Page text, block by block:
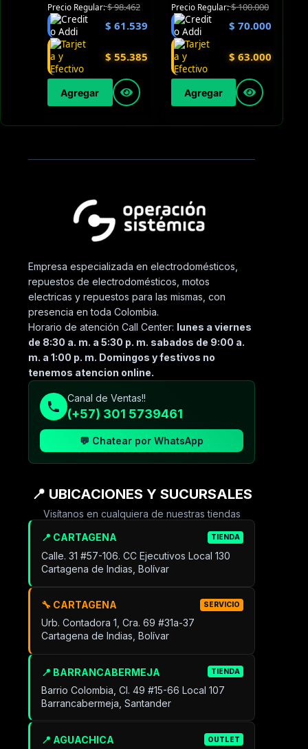
Precio Regular:$98.462
$ 61.539
$ 55.385
Agregar
Precio Regular:$100.000
$ 70.000
$ 63.000
Agregar
Empresa especializada en electrodomésticos,
repuestos de electrodomésticos, motos
electricas y repuestos para las mismas, con
presencia en toda Colombia.
Horario de atención Call Center: lunes a viernes
de 8:30 a. m. a 5:30 p. m. sabados de 9:00 a.
m. a 1:00 p. m. Domingos y festivos no
tenemos atencion online.
Canal de Ventas!!
(+57) 301 5739461
💬 Chatear por WhatsApp
📍 UBICACIONES Y SUCURSALES
Visítanos en cualquiera de nuestras tiendas
📍 CARTAGENA TIENDA
Calle. 31 #57-106. CC Ejecutivos Local 130
Cartagena de Indias, Bolívar
🔧 CARTAGENA SERVICIO
Urb. Contadora 1, Cra. 69 #31a-37
Cartagena de Indias, Bolívar
📍 BARRANCABERMEJA TIENDA
Barrio Colombia, Cl. 49 #15-66 Local 107
Barrancabermeja, Santander
📍 AGUACHICA OUTLET